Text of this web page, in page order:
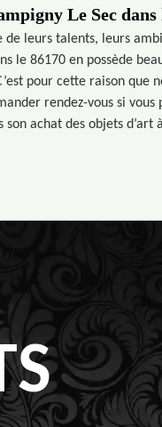
Le Sec dans
leurs talents, leurs
le 86170 en possède
pour cette raison que
rendez-vous si vous
achat des objets d’art